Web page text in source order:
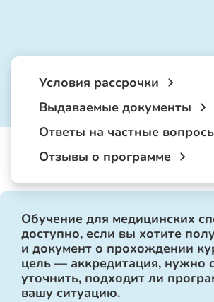
Условия рассрочки
Выдаваемые документы
Ответы на частные
Отзывы о программе
Обучение для медицинских
доступно, если вы хотите
и документ о прохождении
цель — аккредитация, нужно
уточнить, подходит ли
вашу ситуацию.